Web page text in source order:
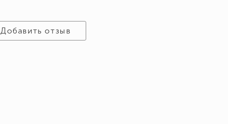
Добавить отзыв